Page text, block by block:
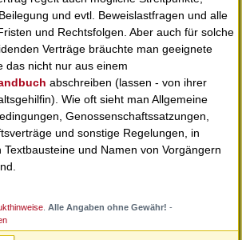
und evtl. Beweislastfragen und alle
und Rechtsfolgen. Aber auch für solche
Verträge bräuchte man geeignete
das nicht nur aus einem
abschreiben (lassen - von ihrer
Wie oft sieht man Allgemeine
Genossenschaftssatzungen,
und sonstige Regelungen, in
Textbausteine und Namen von Vorgängern
. Alle Angaben ohne Gewähr! -